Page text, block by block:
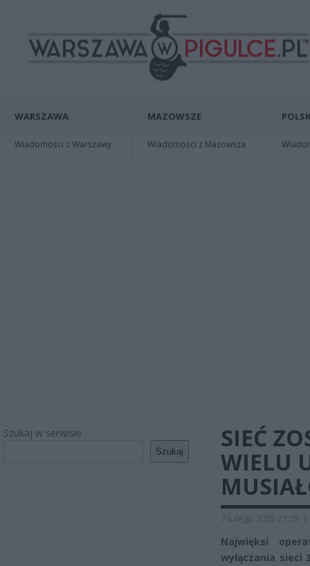
WARSZAWA
Wiadomości z Warszawy
MAZOWSZE
Wiadomości z Mazowsza
Szukaj w serwisie
Szukaj
SIEĆ
WIELU
7 lutego 2025 21:25 |
Najwięksi
wyłączania sieci